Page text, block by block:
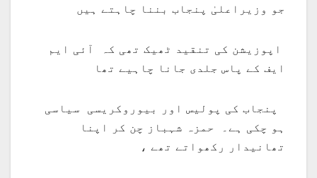
جو وزیراعلیٰ پنجاب بننا چاہتے ہیں
اپوزیشن کی تنقید ٹھیک تھی کہ آئی ایم
ایف کے پاس جلدی جانا چاہیے تھا
پنجاب کی پولیس اور بیوروکریسی سیاسی
ہو چکی ہے۔ حمزہ شہباز چن کر اپنا
تھانیدار رکھواتے تھے ،